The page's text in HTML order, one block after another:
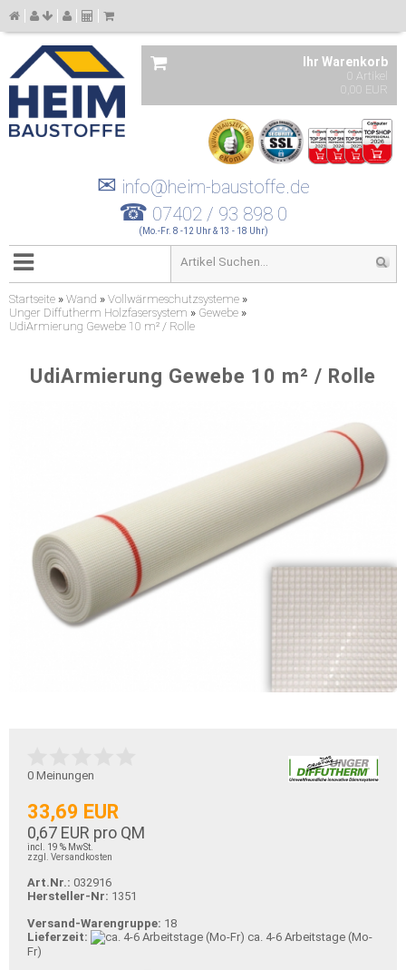
Ihr Warenkorb
0 Artikel
0,00 EUR
✉ info@heim-baustoffe.de
☎ 07402 / 93 898 0
(Mo.-Fr. 8 -12 Uhr & 13 - 18 Uhr)
Startseite » Wand » Vollwärmeschutzsysteme »
Unger Diffutherm Holzfasersystem » Gewebe »
UdiArmierung Gewebe 10 m² / Rolle
UdiArmierung Gewebe 10 m² / Rolle
0 Meinungen
33,69 EUR
0,67 EUR pro QM
incl. 19 % MwSt.
zzgl. Versandkosten
Art.Nr.: 032916
Hersteller-Nr: 1351
Versand-Warengruppe: 18
Lieferzeit:
ca. 4-6 Arbeitstage (Mo-
Fr)